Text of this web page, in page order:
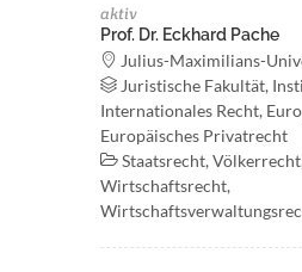
aktiv
Prof. Dr. Eckhard Pache
Julius-Maximilians-
Juristische Fakultät,
Internationales Recht,
Europäisches Privatrecht
Staatsrecht,
Wirtschaftsrecht,